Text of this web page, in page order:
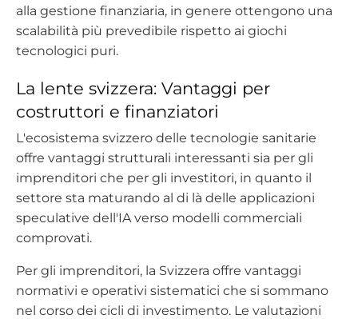
alla gestione finanziaria, in genere ottengono una
scalabilità più prevedibile rispetto ai giochi
tecnologici puri.
La lente svizzera: Vantaggi per
costruttori e finanziatori
L'ecosistema svizzero delle tecnologie sanitarie
offre vantaggi strutturali interessanti sia per gli
imprenditori che per gli investitori, in quanto il
settore sta maturando al di là delle applicazioni
speculative dell'IA verso modelli commerciali
comprovati.
Per gli imprenditori, la Svizzera offre vantaggi
normativi e operativi sistematici che si sommano
nel corso dei cicli di investimento. Le valutazioni